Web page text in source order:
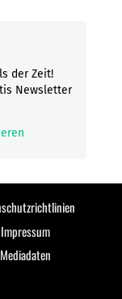
der Zeit!
Newsletter
Impressum
Mediadaten